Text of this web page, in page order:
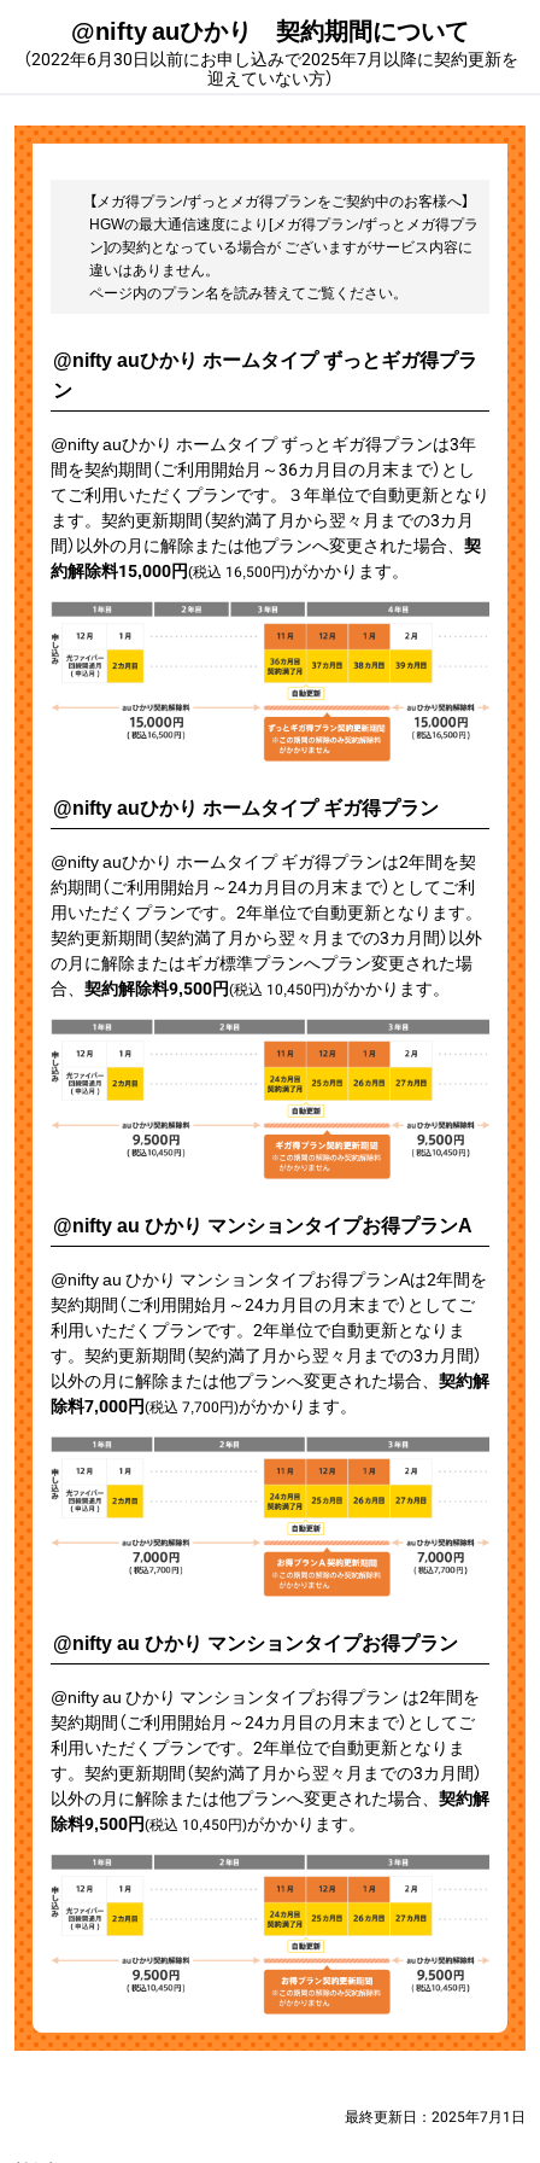
@nifty auひかり 契約期間について
（2022年6月30日以前にお申し込みで2025年7月以降に契約更新を
迎えていない方）
【メガ得プラン/ずっとメガ得プランをご契約中のお客様へ】
HGWの最大通信速度により[メガ得プラン/ずっとメガ得プラ
ン]の契約となっている場合が ございますがサービス内容に
違いはありません。
ページ内のプラン名を読み替えてご覧ください。
@nifty auひかり ホームタイプ ずっとギガ得プラ
ン
@nifty auひかり ホームタイプ ずっとギガ得プランは3年
間を契約期間（ご利用開始月～36カ月目の月末まで）とし
てご利用いただくプランです。３年単位で自動更新となり
ます。契約更新期間（契約満了月から翌々月までの3カ月
間）以外の月に解除または他プランへ変更された場合、 契
約解除料15,000円(税込 16,500円)がかかります。
@nifty auひかり ホームタイプ ギガ得プラン
@nifty auひかり ホームタイプ ギガ得プランは2年間を契
約期間（ご利用開始月～24カ月目の月末まで）としてご利
用いただくプランです。2年単位で自動更新となります。
契約更新期間（契約満了月から翌々月までの3カ月間）以外
の月に解除またはギガ標準プランへプラン変更された場
合、 契約解除料9,500円(税込 10,450円)がかかります。
@nifty au ひかり マンションタイプお得プランA
@nifty au ひかり マンションタイプお得プランAは2年間を
契約期間（ご利用開始月～24カ月目の月末まで）としてご
利用いただくプランです。2年単位で自動更新となりま
す。契約更新期間（契約満了月から翌々月までの3カ月間）
以外の月に解除または他プランへ変更された場合、 契約解
除料7,000円(税込 7,700円)がかかります。
@nifty au ひかり マンションタイプお得プラン
@nifty au ひかり マンションタイプお得プラン は2年間を
契約期間（ご利用開始月～24カ月目の月末まで）としてご
利用いただくプランです。2年単位で自動更新となりま
す。契約更新期間（契約満了月から翌々月までの3カ月間）
以外の月に解除または他プランへ変更された場合、 契約解
除料9,500円(税込 10,450円)がかかります。
最終更新日： 2025年7月1日